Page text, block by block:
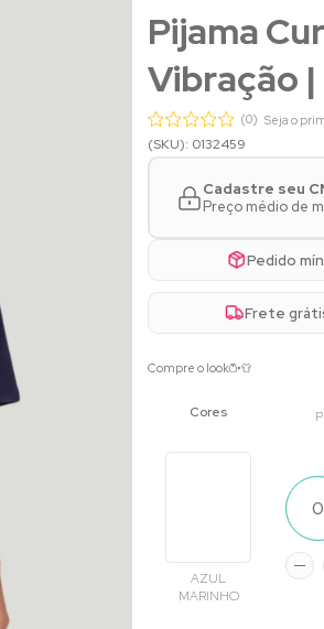
Pijama
Vibração
(0) Seja o
(SKU): 0132459
Cadastre seu
Preço médio de
Pedido
Frete
Compre o look
P
AZUL
MARINHO